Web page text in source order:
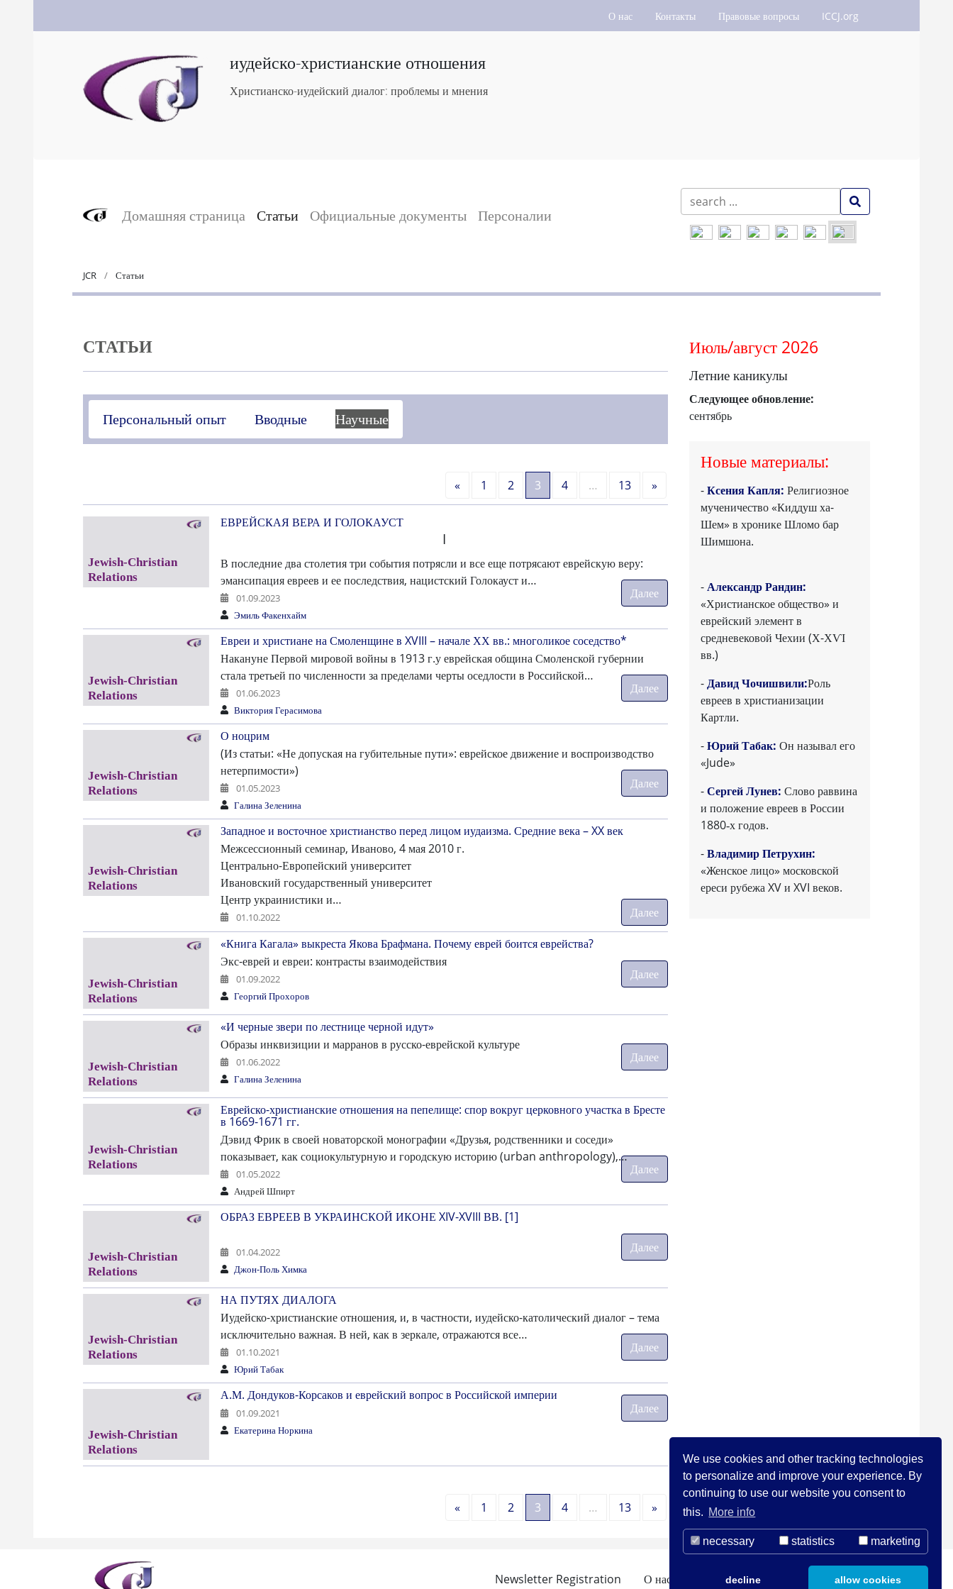
We use cookies and other tracking technologies
to personalize and improve your experience. By
continuing to use our website you consent to
this. More info
necessary statistics marketing
decline allow cookies
О нас Контакты Правовые вопросы ICCJ.org
иудейско-христианские отношения
Христианско-иудейский диалог: проблемы и мнения
Домашняя страница Статьи Официальные документы Персоналии
JCR Статьи
Июль/август 2026
Летние каникулы
Следующее обновление:
сентябрь
Новые материалы:
-Ксения Капля: Религиозное
мученичество «Киддуш ха-
Шем» в хронике Шломо бар
Шимшона.
-Александр Рандин:
«Христианское общество» и
еврейский элемент в
средневековой Чехии (Х-ХѴІ
вв.)
-Давид Чочишвили:Роль
евреев в христианизации
Картли.
-Юрий Табак: Он называл его
«Jude»
-Сергей Лунев: Слово раввина
и положение евреев в России
1880‑х годов.
-Владимир Петрухин:
«Женское лицо» московской
ереси рубежа XV и XVI веков.
СТАТЬИ
Персональный опыт Вводные Научные
« Назад
1 2 3 4 … 13 »
ЕВРЕЙСКАЯ ВЕРА И ГОЛОКАУСТ
I
В последние два столетия три события потрясли и все еще потрясают еврейскую веру:
эмансипация евреев и ее последствия, нацистский Голокауст и…
Далее
01.09.2023
Эмиль Факенхайм
Евреи и христиане на Смоленщине в XVIII – начале ХХ вв.: многоликое соседство*
Накануне Первой мировой войны в 1913 г.у еврейская община Смоленской губернии
стала третьей по численности за пределами черты оседлости в Российской…
Далее
01.06.2023
Виктория Герасимова
О ноцрим
(Из статьи: «Не допуская на губительные пути»: еврейское движение и воспроизводство
нетерпимости»)
Далее
01.05.2023
Галина Зеленина
Западное и восточное христианство перед лицом иудаизма. Средние века – XX век
Межсессионный семинар, Иваново, 4 мая 2010 г.
Центрально-Европейский университет
Ивановский государственный университет
Центр украинистики и…
Далее
01.10.2022
«Книга Кагала» выкреста Якова Брафмана. Почему еврей боится еврейства?
Экс-еврей и евреи: контрасты взаимодействия
Далее
01.09.2022
Георгий Прохоров
«И черные звери по лестнице черной идут»
Образы инквизиции и марранов в русско-еврейской культуре
Далее
01.06.2022
Галина Зеленина
Еврейско-христианские отношения на пепелище: спор вокруг церковного участка в Бресте
в 1669-1671 гг.
Дэвид Фрик в своей новаторской монографии «Друзья, родственники и соседи»
показывает, как социокультурную и городскую историю (urban anthropology),…
Далее
01.05.2022
Андрей Шпирт
ОБРАЗ ЕВРЕЕВ В УКРАИНСКОЙ ИКОНЕ XIV-XVIII ВВ. [1]
Далее
01.04.2022
Джон-Поль Химка
НА ПУТЯХ ДИАЛОГА
Иудейско-христианские отношения, и, в частности, иудейско-католический диалог – тема
исключительно важная. В ней, как в зеркале, отражаются все…
Далее
01.10.2021
Юрий Табак
А.М. Дондуков-Корсаков и еврейский вопрос в Российской империи
Далее
01.09.2021
Екатерина Норкина
« Назад
1 2 3 4 … 13 » Далее
Newsletter Registration О нас Контакты Правовые вопросы